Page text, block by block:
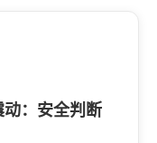
：安全判断